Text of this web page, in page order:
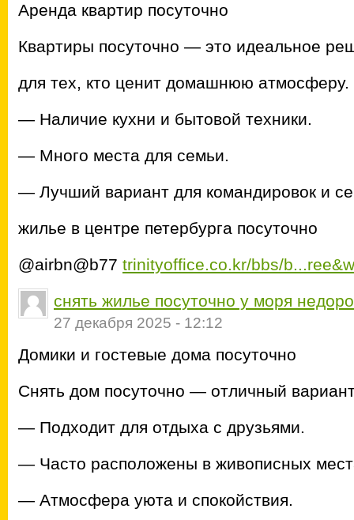
Аренда квартир посуточно
Квартиры посуточно — это идеальное
для тех, кто ценит домашнюю атмосферу.
— Наличие кухни и бытовой техники.
— Много места для семьи.
— Лучший вариант для командировок и
жилье в центре петербурга посуточно
@airbn@b77 trinityoffice.co.kr/bbs/
снять жилье посуточно у моря
27 декабря 2025 - 12:12
Домики и гостевые дома посуточно
Снять дом посуточно — отличный
— Подходит для отдыха с друзьями.
— Часто расположены в живописных
— Атмосфера уюта и спокойствия.